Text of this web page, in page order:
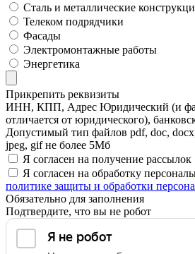
Сталь и металлические
Телеком подрядчики
Фасады
Электромонтажные работы
Энергетика
Прикрепить реквизиты
ИНН, КПП, Адрес Юридический (и
отличается от юридического),
Допустимый тип файлов pdf, doc,
jpeg, gif не более 5Мб
Я согласен на получение рассылок
Я согласен на обработку
политике защиты и обработки
Обязательно для заполнения
Подтвердите, что вы не робот